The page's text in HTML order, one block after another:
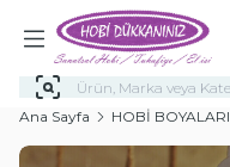
Ana Sayfa HOBİ BOYALARI